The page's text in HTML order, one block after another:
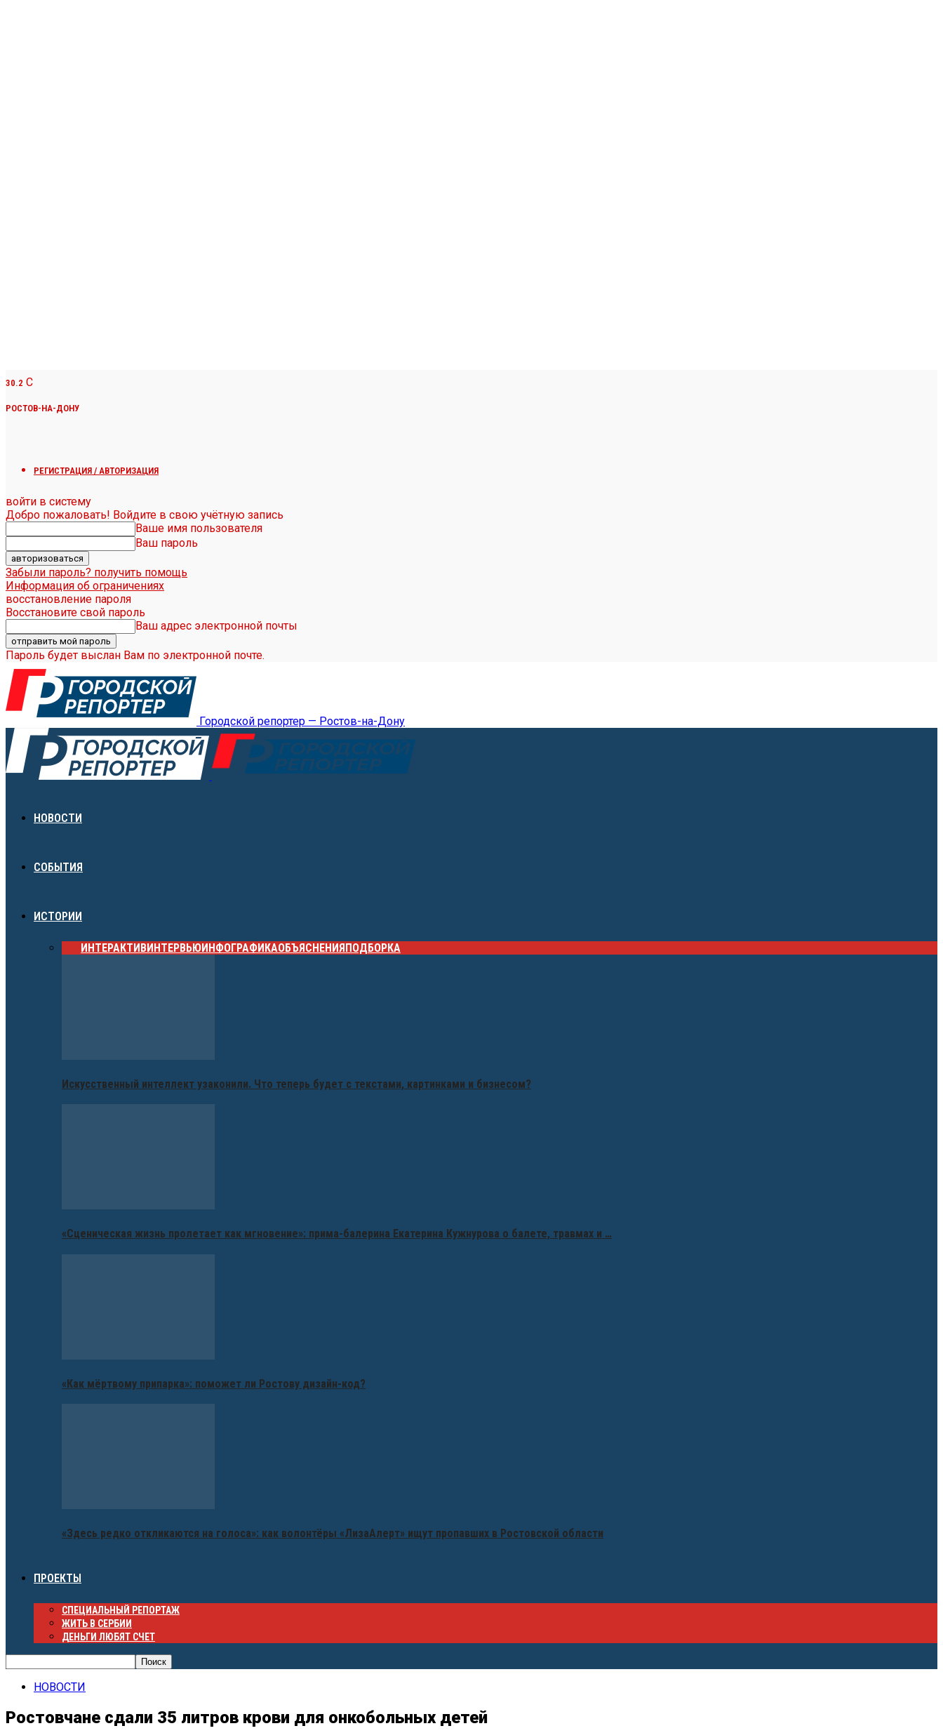
30.2 C
РОСТОВ-НА-ДОНУ
РЕГИСТРАЦИЯ / АВТОРИЗАЦИЯ
войти в систему
Добро пожаловать! Войдите в свою учётную запись
Ваше имя пользователя
Ваш пароль
Забыли пароль? получить помощь
Информация об ограничениях
восстановление пароля
Восстановите свой пароль
Ваш адрес электронной почты
Пароль будет выслан Вам по электронной почте.
Городской репортер — Ростов-на-Дону
НОВОСТИ
СОБЫТИЯ
ИСТОРИИ
ИНТЕРАКТИВИНТЕРВЬЮИНФОГРАФИКАОБЪЯСНЕНИЯПОДБОРКА
Искусственный интеллект узаконили. Что теперь будет с текстами, картинками и бизнесом?
«Сценическая жизнь пролетает как мгновение»: прима-балерина Екатерина Кужнурова о балете, травмах и …
«Как мёртвому припарка»: поможет ли Ростову дизайн-код?
«Здесь редко откликаются на голоса»: как волонтёры «ЛизаАлерт» ищут пропавших в Ростовской области
ПРОЕКТЫ
СПЕЦИАЛЬНЫЙ РЕПОРТАЖ
ЖИТЬ В СЕРБИИ
ДЕНЬГИ ЛЮБЯТ СЧЕТ
НОВОСТИ
Ростовчане сдали 35 литров крови для онкобольных детей